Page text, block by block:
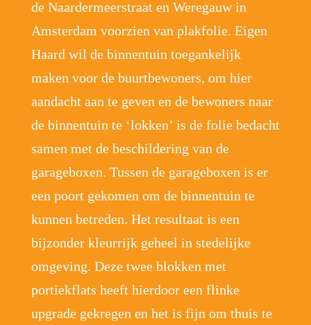
de Naardermeerstraat en Weregauw in
Amsterdam voorzien van plakfolie. Eigen
Haard wil de binnentuin toegankelijk
maken voor de buurtbewoners, om hier
aandacht aan te geven en de bewoners naar
de binnentuin te ‘lokken’ is de folie bedacht
samen met de beschildering van de
garageboxen. Tussen de garageboxen is er
een poort gekomen om de binnentuin te
kunnen betreden. Het resultaat is een
bijzonder kleurrijk geheel in stedelijke
omgeving. Deze twee blokken met
portiekflats heeft hierdoor een flinke
upgrade gekregen en het is fijn om thuis te